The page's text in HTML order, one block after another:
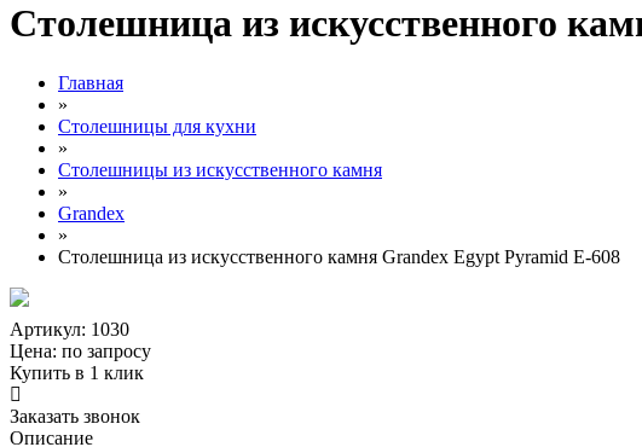
Столешница из искусственного
Главная
»
Столешницы для кухни
»
Столешницы из искусственного камня
»
Grandex
»
Столешница из искусственного камня Grandex Egypt Pyramid E-608
Артикул: 1030
Цена: по запросу
Купить в 1 клик
Заказать звонок
Описание